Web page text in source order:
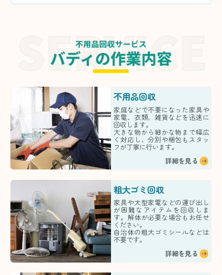
不用品回収サービス
バディの作業内容
不用品回収
家庭などで不要になった家具や
家電、衣類、雑貨などを迅速に
回収します。
大きな物から細かな物まで幅広
く対応し、分別や梱包もスタッ
フが丁寧に行います。
詳細を見る
粗大ゴミ回収
家具や大型家電などの運び出し
が困難なアイテムを回収しま
す。解体が必要な場合もお任せ
ください。
自治体の粗大ゴミシールなどは
不要です。
詳細を見る